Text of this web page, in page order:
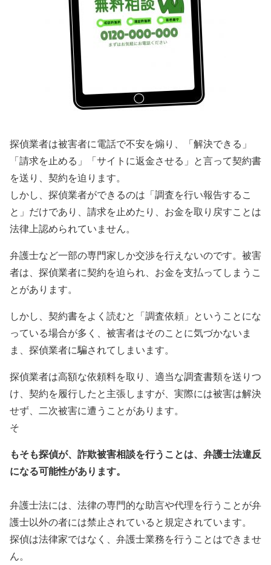
探偵業者は被害者に電話で不安を煽り、「解決できる」
「請求を止める」「サイトに返金させる」と言って契約書
を送り、契約を迫ります。
しかし、探偵業者ができるのは「調査を行い報告するこ
と」だけであり、請求を止めたり、お金を取り戻すことは
法律上認められていません。
弁護士など一部の専門家しか交渉を行えないのです。被害
者は、探偵業者に契約を迫られ、お金を支払ってしまうこ
とがあります。
しかし、契約書をよく読むと「調査依頼」ということにな
っている場合が多く、被害者はそのことに気づかないま
ま、探偵業者に騙されてしまいます。
探偵業者は高額な依頼料を取り、適当な調査書類を送りつ
け、契約を履行したと主張しますが、実際には被害は解決
せず、二次被害に遭うことがあります。
そ
もそも探偵が、詐欺被害相談を行うことは、弁護士法違反
になる可能性があります。
弁護士法には、法律の専門的な助言や代理を行うことが弁
護士以外の者には禁止されていると規定されています。
探偵は法律家ではなく、弁護士業務を行うことはできませ
ん。